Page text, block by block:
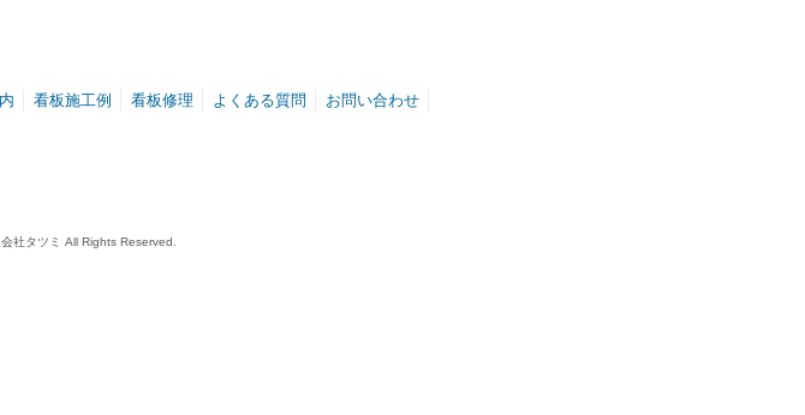
看板施工例 看板修理 よくある質問 お問い合わせ
社タツミ All Rights Reserved.